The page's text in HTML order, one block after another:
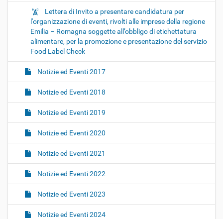
Lettera di Invito a presentare candidatura per
l'organizzazione di eventi, rivolti alle imprese della regione
Emilia – Romagna soggette all’obbligo di etichettatura
alimentare, per la promozione e presentazione del servizio
Food Label Check
Notizie ed Eventi 2017
Notizie ed Eventi 2018
Notizie ed Eventi 2019
Notizie ed Eventi 2020
Notizie ed Eventi 2021
Notizie ed Eventi 2022
Notizie ed Eventi 2023
Notizie ed Eventi 2024